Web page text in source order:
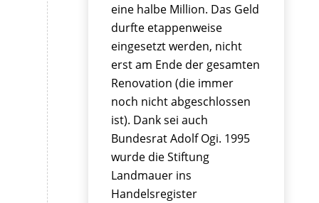
eine halbe Million. Das Geld
durfte etappenweise
eingesetzt werden, nicht
erst am Ende der gesamten
Renovation (die immer
noch nicht abgeschlossen
ist). Dank sei auch
Bundesrat Adolf Ogi. 1995
wurde die Stiftung
Landmauer ins
Handelsregister